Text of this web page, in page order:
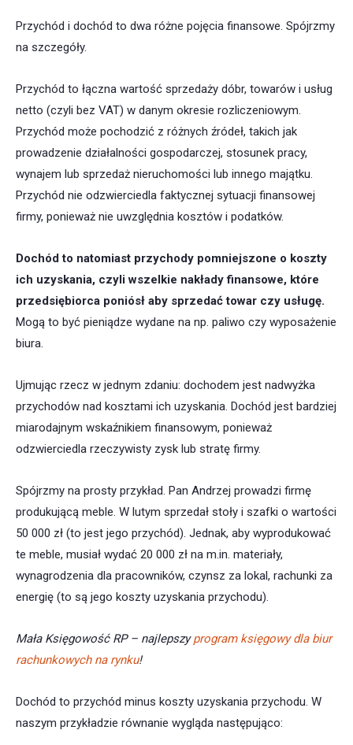
Przychód i dochód to dwa różne pojęcia finansowe. Spójrzmy
na szczegóły.
Przychód to łączna wartość sprzedaży dóbr, towarów i usług
netto (czyli bez VAT) w danym okresie rozliczeniowym.
Przychód może pochodzić z różnych źródeł, takich jak
prowadzenie działalności gospodarczej, stosunek pracy,
wynajem lub sprzedaż nieruchomości lub innego majątku.
Przychód nie odzwierciedla faktycznej sytuacji finansowej
firmy, ponieważ nie uwzględnia kosztów i podatków.
Dochód to natomiast przychody pomniejszone o koszty
ich uzyskania, czyli wszelkie nakłady finansowe, które
przedsiębiorca poniósł aby sprzedać towar czy usługę.
Mogą to być pieniądze wydane na np. paliwo czy wyposażenie
biura.
Ujmując rzecz w jednym zdaniu: dochodem jest nadwyżka
przychodów nad kosztami ich uzyskania. Dochód jest bardziej
miarodajnym wskaźnikiem finansowym, ponieważ
odzwierciedla rzeczywisty zysk lub stratę firmy.
Spójrzmy na prosty przykład. Pan Andrzej prowadzi firmę
produkującą meble. W lutym sprzedał stoły i szafki o wartości
50 000 zł (to jest jego przychód). Jednak, aby wyprodukować
te meble, musiał wydać 20 000 zł na m.in. materiały,
wynagrodzenia dla pracowników, czynsz za lokal, rachunki za
energię (to są jego koszty uzyskania przychodu).
Mała Księgowość RP – najlepszyprogram księgowy dla biur
rachunkowych na rynku!
Dochód to przychód minus koszty uzyskania przychodu. W
naszym przykładzie równanie wygląda następująco: